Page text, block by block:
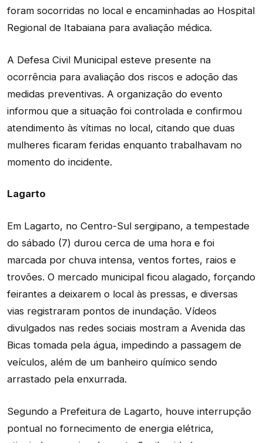
foram socorridas no local e encaminhadas ao Hospital
Regional de Itabaiana para avaliação médica.
A Defesa Civil Municipal esteve presente na
ocorrência para avaliação dos riscos e adoção das
medidas preventivas. A organização do evento
informou que a situação foi controlada e confirmou
atendimento às vítimas no local, citando que duas
mulheres ficaram feridas enquanto trabalhavam no
momento do incidente.
Lagarto
Em Lagarto, no Centro-Sul sergipano, a tempestade
do sábado (7) durou cerca de uma hora e foi
marcada por chuva intensa, ventos fortes, raios e
trovões. O mercado municipal ficou alagado, forçando
feirantes a deixarem o local às pressas, e diversas
vias registraram pontos de inundação. Vídeos
divulgados nas redes sociais mostram a Avenida das
Bicas tomada pela água, impedindo a passagem de
veículos, além de um banheiro químico sendo
arrastado pela enxurrada.
Segundo a Prefeitura de Lagarto, houve interrupção
pontual no fornecimento de energia elétrica,